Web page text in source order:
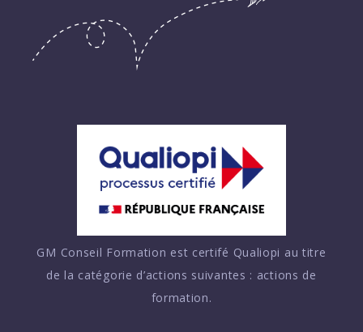
GM Conseil Formation est certifé Qualiopi au titre
de la catégorie d’actions suivantes : actions de
formation.